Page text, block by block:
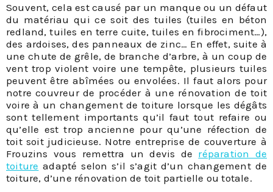
Souvent, cela est causé par un manque ou un défaut
du matériau qui ce soit des tuiles (tuiles en béton
redland, tuiles en terre cuite, tuiles en fibrociment…),
des ardoises, des panneaux de zinc… En effet, suite à
une chute de grêle, de branche d’arbre, à un coup de
vent trop violent voire une tempête, plusieurs tuiles
peuvent être abîmées ou envolées. Il faut alors pour
notre couvreur de procéder à une rénovation de toit
voire à un changement de toiture lorsque les dégâts
sont tellement importants qu’il faut tout refaire ou
qu’elle est trop ancienne pour qu’une réfection de
toit soit judicieuse. Notre entreprise de couverture à
Frouzins vous remettra un devis de réparation de
toiture adapté selon s’il s’agit d’un changement de
toiture, d’une rénovation de toit partielle ou totale.